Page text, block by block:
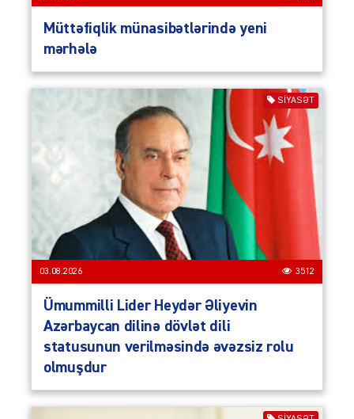
Müttəfiqlik münasibətlərində yeni
mərhələ
SIYASƏT
03.08.2026 3512
Ümummilli Lider Heydər Əliyevin
Azərbaycan dilinə dövlət dili
statusunun verilməsində əvəzsiz rolu
olmuşdur